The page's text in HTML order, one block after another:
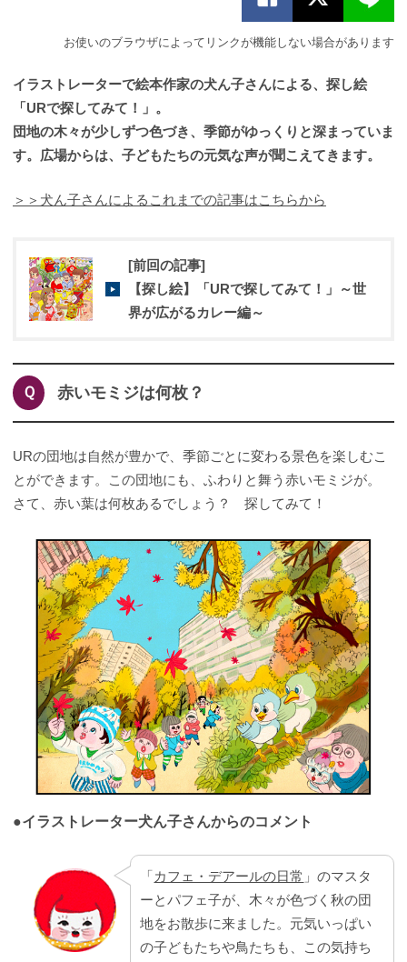
お使いのブラウザによってリンクが機能しない場合があります
イラストレーターで絵本作家の犬ん子さんによる、探し絵
「URで探してみて！」。
団地の木々が少しずつ色づき、季節がゆっくりと深まっていま
す。広場からは、子どもたちの元気な声が聞こえてきます。
＞＞犬ん子さんによるこれまでの記事はこちらから
[前回の記事]
【探し絵】「URで探してみて！」～世
界が広がるカレー編～
Ｑ 赤いモミジは何枚？
URの団地は自然が豊かで、季節ごとに変わる景色を楽しむこ
とができます。この団地にも、ふわりと舞う赤いモミジが。
さて、赤い葉は何枚あるでしょう？ 探してみて！
●イラストレーター犬ん子さんからのコメント
「カフェ・デアールの日常 」のマスタ
ーとパフェ子が、木々が色づく秋の団
地をお散歩に来ました。元気いっぱい
の子どもたちや鳥たちも、この気持ち